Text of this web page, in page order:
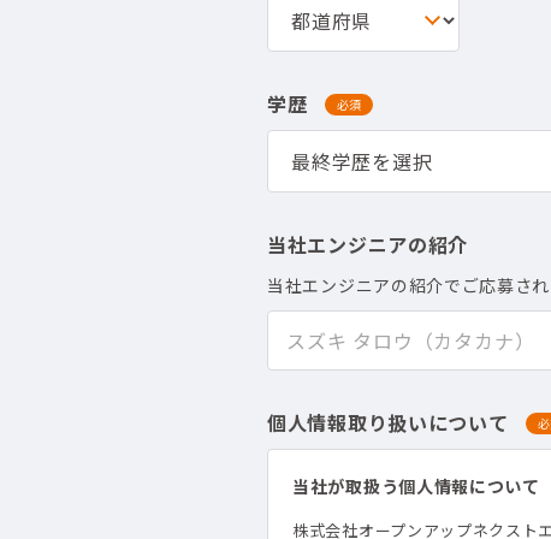
学歴 必須
当社エンジニアの紹介
当社エンジニアの紹介でご応募さ
個人情報取り扱いについて
当社が取扱う個人情報について
株式会社オープンアップネクスト